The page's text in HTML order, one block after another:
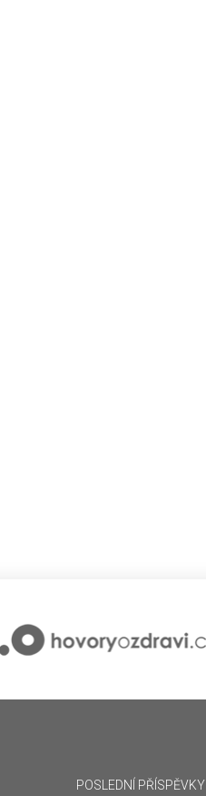
POSLEDNÍ PŘÍSPĚVKY